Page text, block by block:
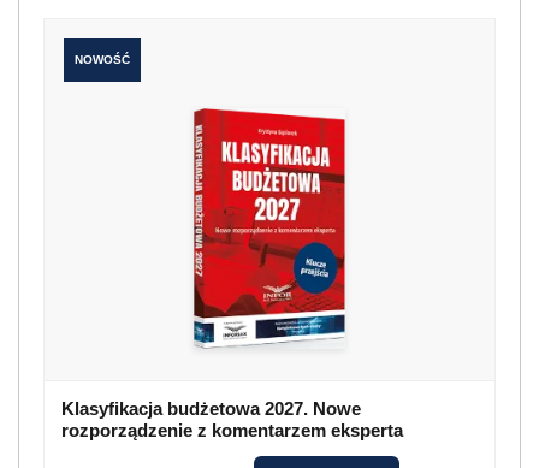
NOWOŚĆ
Klasyfikacja budżetowa 2027. Nowe
rozporządzenie z komentarzem eksperta